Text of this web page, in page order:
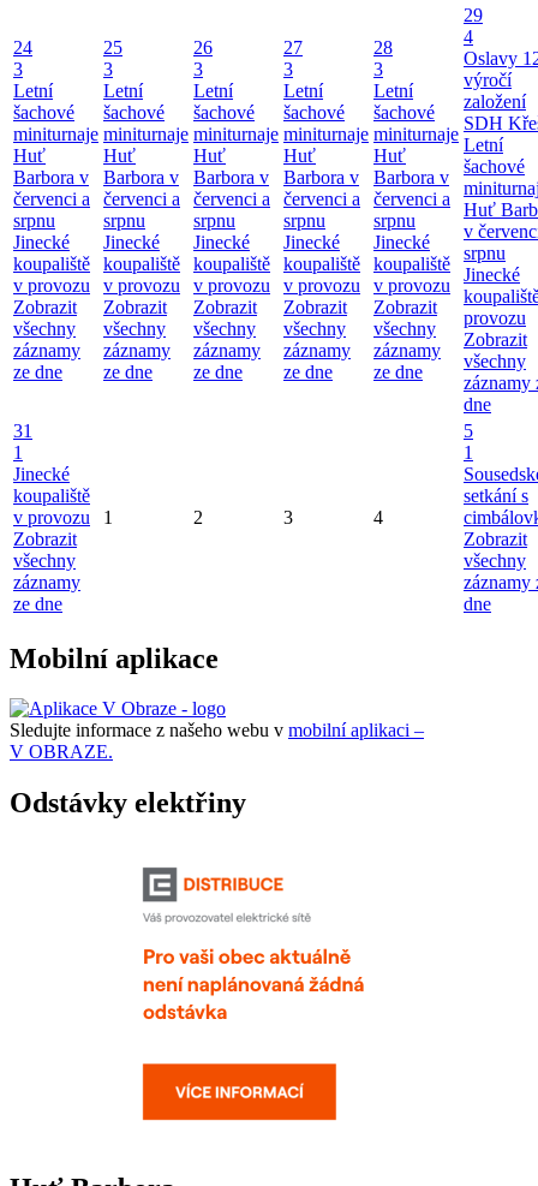
24
3
Letní
šachové
miniturnaje
Huť
Barbora v
červenci a
srpnu
Jinecké
koupaliště
v provozu
Zobrazit
všechny
záznamy
ze dne
25
3
Letní
šachové
miniturnaje
Huť
Barbora v
červenci a
srpnu
Jinecké
koupaliště
v provozu
Zobrazit
všechny
záznamy
ze dne
26
3
Letní
šachové
miniturnaje
Huť
Barbora v
červenci a
srpnu
Jinecké
koupaliště
v provozu
Zobrazit
všechny
záznamy
ze dne
27
3
Letní
šachové
miniturnaje
Huť
Barbora v
červenci a
srpnu
Jinecké
koupaliště
v provozu
Zobrazit
všechny
záznamy
ze dne
28
3
Letní
šachové
miniturnaje
Huť
Barbora v
červenci a
srpnu
Jinecké
koupaliště
v provozu
Zobrazit
všechny
záznamy
ze dne
29
4
Oslavy
výročí
založení
SDH
Letní
šachové
Huť
v
srpnu
Jinecké
provozu
Zobrazit
všechny
záznamy
dne
31
1
Jinecké
koupaliště
v provozu
Zobrazit
všechny
záznamy
ze dne
1 2 3 4
5
1
setkání s
Zobrazit
všechny
záznamy
dne
Mobilní aplikace
Sledujte informace z našeho webu v mobilní aplikaci –
V OBRAZE.
Odstávky elektřiny